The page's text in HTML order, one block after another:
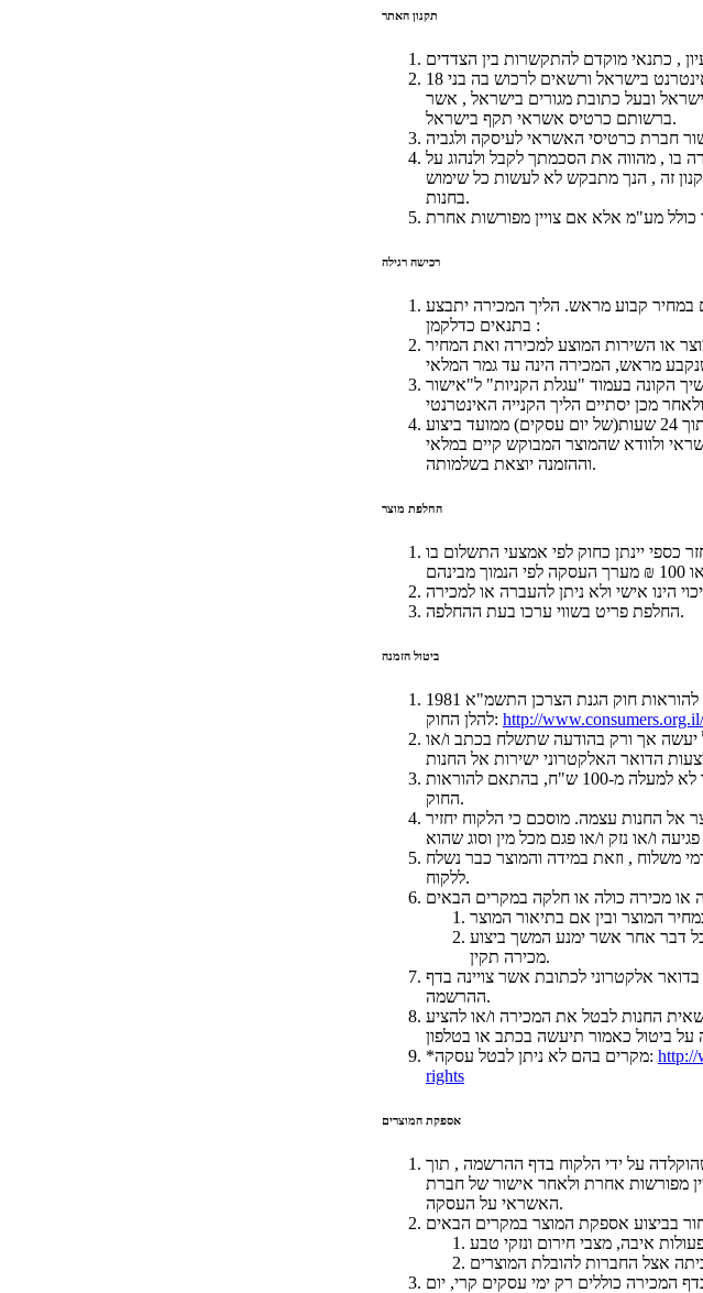
תקנון האתר
, כתנאי מוקדם להתקשרות בין הצדדים
החנות משמשת לרכישת מוצרים על ידי ציבור הגולשים באינטרנט בישראל ורשאים לרכוש בה בני 18
ובעל כתובת מגורים בישראל , אשר
ברשותם כרטיס אשראי תקף בישראל.
בו , מהווה את הסכמתך לקבל ולנהוג על
זה , הנך מתבקש לא לעשות כל שימוש
בחנות.
רכישה רגילה
במחיר קבוע מראש. הליך המכירה יתבצע
בתנאים כדלקמן :
או השירות המוצע למכירה ואת המחיר
הקונה בעמוד "עגלת הקניות" ל"אישור
השלמת הליך המכירה יבוצע לאחר אימות העיסקה בטלפון תוך 24 שעות(של יום עסקים) ממועד ביצוע
ולוודא שהמוצר המבוקש קיים במלאי
וההזמנה יוצאת בשלמותה.
החלפת מוצר
תוך 14 ימים בלבד. החזר כספי יינתן כחוק לפי אמצעי התשלום בו
החלפת פריט בשווי ערכו בעת ההחלפה.
ביטול הזמנה
ככלל הלקוח רשאי לבטל את העיסקה* בכפוף ובהתאם להוראות חוק הגנת הצרכן התשמ"א 1981 (
להלן החוק: http://
המוצר, הביטול יעשה אך ורק בהודעה שתשלח בכתב ו/או
במקרה של ביטול העיסקה יחוייב הלקוח בשיעור של 5% אך לא למעלה מ-100 ש"ח, בהתאם להוראות
החוק.
אל החנות עצמה. מוסכם כי הלקוח יחזיר
משלוח , וזאת במידה והמוצר כבר נשלח
ללקוח.
דבר אחר אשר ימנע המשך ביצוע
מכירה תקין.
אלקטרוני לכתובת אשר צויינה בדף
ההרשמה.
החנות לבטל את המכירה ו/או להציע
*מקרים בהם לא ניתן לבטל עסקה: http://
rights
אספקת המוצרים
על ידי הלקוח בדף ההרשמה , תוך
מפורשות אחרת ולאחר אישור של חברת
האשראי על העסקה.
המכירה כוללים רק ימי עסקים קרי, יום